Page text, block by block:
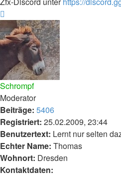
oben
Schrompf
Moderator
Beiträge: 5406
Registriert: 25.02.2009, 23:44
Benutzertext: Lernt nur selten
Echter Name: Thomas
Wohnort: Dresden
Kontaktdaten: